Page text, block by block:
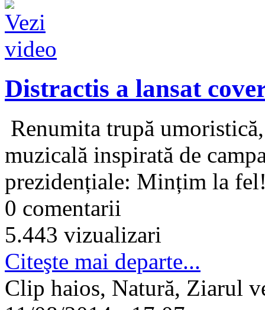
Distractis a lansat
Renumita trupă
muzicală inspirată de
prezidențiale: Mințim la
0 comentarii
5.443 vizualizari
Citeşte mai departe...
Clip haios, Natură, Ziarul